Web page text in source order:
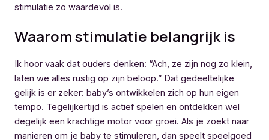
stimulatie zo waardevol is.
Waarom stimulatie belangrijk is
Ik hoor vaak dat ouders denken: “Ach, ze zijn nog zo klein,
laten we alles rustig op zijn beloop.” Dat gedeeltelijke
gelijk is er zeker: baby’s ontwikkelen zich op hun eigen
tempo. Tegelijkertijd is actief spelen en ontdekken wel
degelijk een krachtige motor voor groei. Als je zoekt naar
manieren om je baby te stimuleren, dan speelt speelgoed